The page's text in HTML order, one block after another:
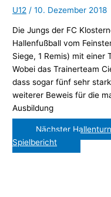
U12 /10. Dezember 2018
Die Jungs der FC
Hallenfußball vom
Siege, 1 Remis) mit einer
Wobei das Trainerteam
dass sogar fünf sehr
weiterer Beweis für die
Ausbildung
Nächster
Spielbericht